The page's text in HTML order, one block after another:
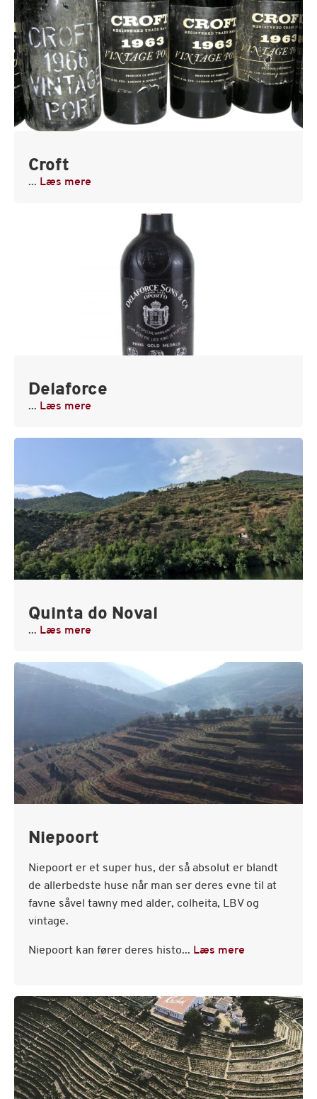
Croft
... Læs mere
Delaforce
... Læs mere
Quinta do Noval
... Læs mere
Niepoort
Niepoort er et super hus, der så absolut er blandt
de allerbedste huse når man ser deres evne til at
favne såvel tawny med alder, colheita, LBV og
vintage.
Niepoort kan fører deres histo... Læs mere